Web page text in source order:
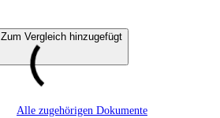
Zum Vergleich hinzugefügt
Alle zugehörigen Dokumente